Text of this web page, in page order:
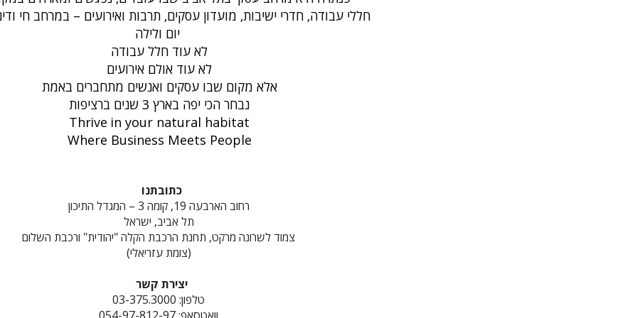
חללי עבודה, חדרי ישיבות, מועדון עסקים, תרבות ואירועים – במרחב חי
לא עוד חלל עבודה
לא עוד אולם אירועים
אלא מקום שבו עסקים ואנשים מתחברים באמת
נבחר הכי יפה בארץ 3 שנים ברציפות
Thrive in your natural habitat
Where Business Meets People
כתובתנו
רחוב הארבעה 19, קומה 3 – המגדל התיכון
תל אביב, ישראל
צמוד לשרונה מרקט, תחנת הרכבת הקלה "יהודית" ורכבת השלום
(צומת עזריאלי)
יצירת קשר
טלפון: 03-375.3000